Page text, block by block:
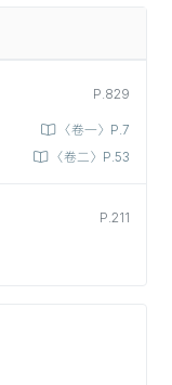
P.829
〈卷一〉P.7
〈卷二〉P.53
P.211